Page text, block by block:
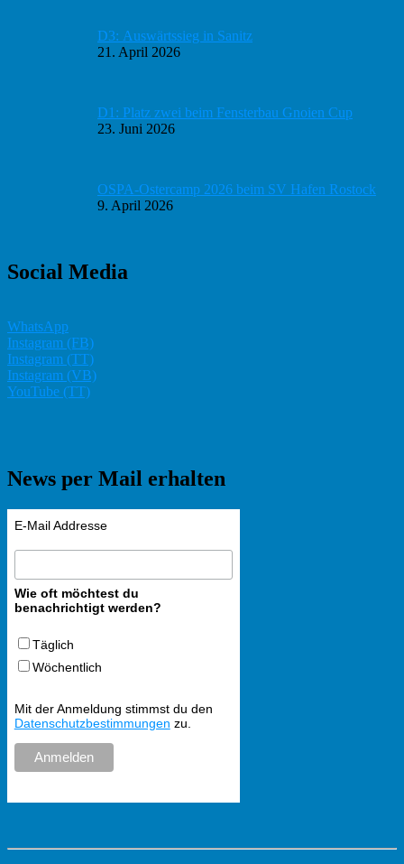
D3: Auswärtssieg in Sanitz
21. April 2026
D1: Platz zwei beim Fensterbau Gnoien Cup
23. Juni 2026
OSPA-Ostercamp 2026 beim SV Hafen Rostock
9. April 2026
Social Media
WhatsApp
Instagram (FB)
Instagram (TT)
Instagram (VB)
YouTube (TT)
News per Mail erhalten
E-Mail Addresse
Wie oft möchtest du
benachrichtigt werden?
Täglich
Wöchentlich
Mit der Anmeldung stimmst du den
Datenschutzbestimmungen zu.